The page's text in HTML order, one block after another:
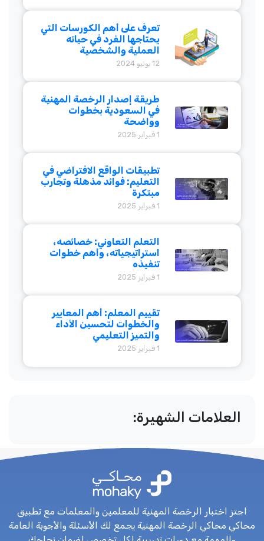
تعرف على أهم الكورسات التي
يحتاجها الفرد في حياته
العملية والشخصية
12 يونيو 2024
طريقة إصدار الرخصة المهنية
في السعودية بخطوات
وواضحة
1 فبراير 2025
تطبيقات الواقع الافتراضي في
التعليم: فوائد مذهلة وتجارب
مبتكرة
1 فبراير 2025
التعلم التعاوني: خصائصه،
استراتيجياته، وأهم خطوات
تنفيذه
1 فبراير 2025
تقييم المعلم: أهم المعايير
والخطوات لتحسين الأداء
والتميز التعليمي
1 فبراير 2025
العلامات الشهيرة:
اجتز اختبار الرخصة المهنية للمعلمين والمعلمات مع تطبيق
محاكي محاكي الرخصة المهنية يجمع لك الأسئلة والأجوبة العامة